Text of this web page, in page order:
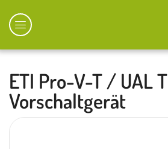
ETI Pro-V-T / UAL T
Vorschaltgerät